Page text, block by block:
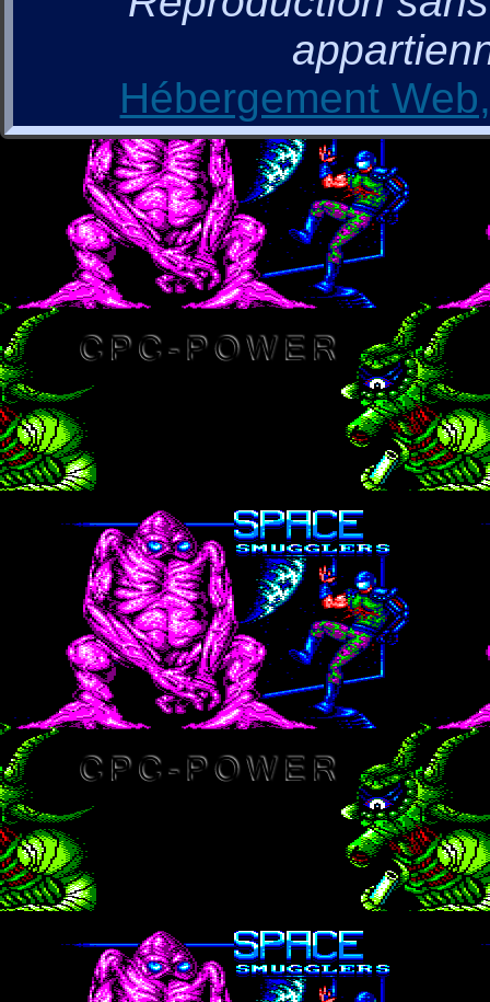
Hébergement